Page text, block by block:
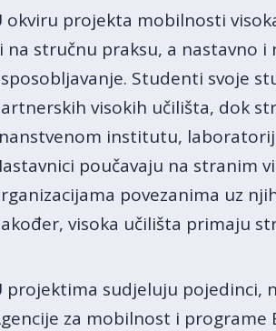
okviru projekta mobilnosti
na stručnu praksu, a nastavno
Studenti svoje
visokih učilišta, dok
institutu,
poučavaju na stranim
povezanima uz
visoka učilišta primaju
projektima sudjeluju pojedinci,
za mobilnost i programe